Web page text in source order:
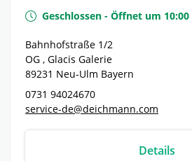
Geschlossen - Öffnet um 10:00
Bahnhofstraße 1/2
OG , Glacis Galerie
89231 Neu-Ulm Bayern
0731 94024670
service-de@deichmann.com
Details